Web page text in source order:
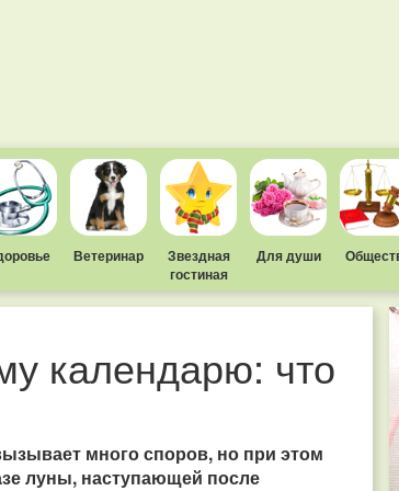
Ветеринар
Звездная
гостиная
Для души
календарю: что
много споров, но при этом
луны, наступающей после